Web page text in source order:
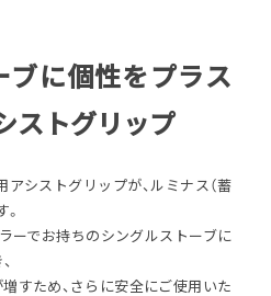
ブに個性をプラス
ストグリップ
シストグリップが、ルミナス（蓄
ーでお持ちのシングルストーブに
すため、さらに安全にご使用いた